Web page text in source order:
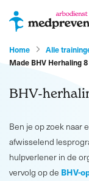
Home Alle
Made BHV Herhaling
BHV-
Ben je op zoek naar
afwisselend
hulpverlener in de
vervolg op de BHV-